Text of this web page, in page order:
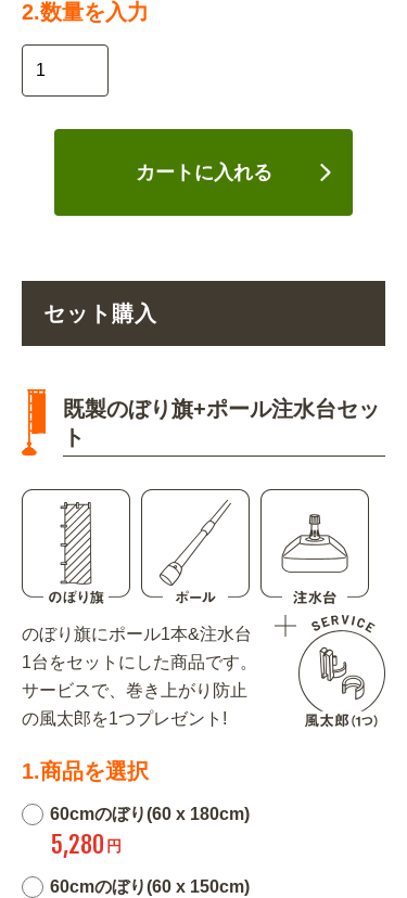
2.数量を入力
カートに入れる
セット購入
既製のぼり旗+ポール注水台セッ
ト
のぼり旗にポール1本&注水台
1台をセットにした商品です。
サービスで、巻き上がり防止
の風太郎を1つプレゼント!
1.商品を選択
60cmのぼり(60 x 180cm)
5,280 円
60cmのぼり(60 x 150cm)